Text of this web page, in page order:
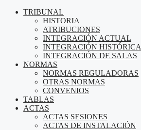
TRIBUNAL
HISTORIA
ATRIBUCIONES
INTEGRACIÓN ACTUAL
INTEGRACIÓN HISTÓRICA
INTEGRACIÓN DE SALAS
NORMAS
NORMAS REGULADORAS
OTRAS NORMAS
CONVENIOS
TABLAS
ACTAS
ACTAS SESIONES
ACTAS DE INSTALACIÓN